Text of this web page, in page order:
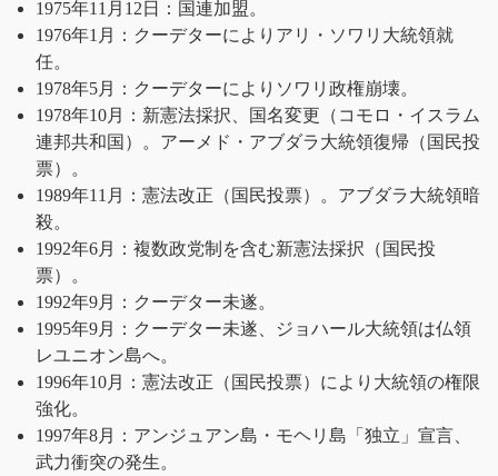
1975年11月12日：国連加盟。
1976年1月：クーデターによりアリ・ソワリ大統領就
任。
1978年5月：クーデターによりソワリ政権崩壊。
1978年10月：新憲法採択、国名変更（コモロ・イスラム
連邦共和国）。アーメド・アブダラ大統領復帰（国民投
票）。
1989年11月：憲法改正（国民投票）。アブダラ大統領暗
殺。
1992年6月：複数政党制を含む新憲法採択（国民投
票）。
1992年9月：クーデター未遂。
1995年9月：クーデター未遂、ジョハール大統領は仏領
レユニオン島へ。
1996年10月：憲法改正（国民投票）により大統領の権限
強化。
1997年8月：アンジュアン島・モヘリ島「独立」宣言、
武力衝突の発生。